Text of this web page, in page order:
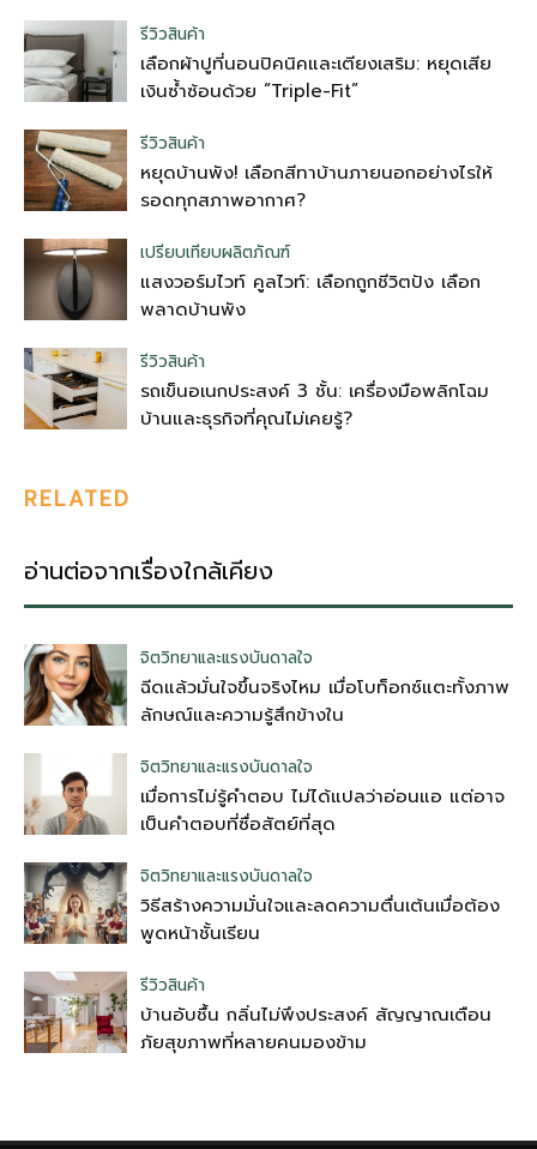
รีวิวสินค้า
เลือกผ้าปูที่นอนปิคนิคและเตียงเสริม: หยุดเสีย
เงินซ้ำซ้อนด้วย “Triple-Fit”
รีวิวสินค้า
หยุดบ้านพัง! เลือกสีทาบ้านภายนอกอย่างไรให้
รอดทุกสภาพอากาศ?
เปรียบเทียบผลิตภัณฑ์
แสงวอร์มไวท์ คูลไวท์: เลือกถูกชีวิตปัง เลือก
พลาดบ้านพัง
รีวิวสินค้า
รถเข็นอเนกประสงค์ 3 ชั้น: เครื่องมือพลิกโฉม
บ้านและธุรกิจที่คุณไม่เคยรู้?
RELATED
อ่านต่อจากเรื่องใกล้เคียง
จิตวิทยาและแรงบันดาลใจ
ฉีดแล้วมั่นใจขึ้นจริงไหม เมื่อโบท็อกซ์แตะทั้งภาพ
ลักษณ์และความรู้สึกข้างใน
จิตวิทยาและแรงบันดาลใจ
เมื่อการไม่รู้คำตอบ ไม่ได้แปลว่าอ่อนแอ แต่อาจ
เป็นคำตอบที่ซื่อสัตย์ที่สุด
จิตวิทยาและแรงบันดาลใจ
วิธีสร้างความมั่นใจและลดความตื่นเต้นเมื่อต้อง
พูดหน้าชั้นเรียน
รีวิวสินค้า
บ้านอับชื้น กลิ่นไม่พึงประสงค์ สัญญาณเตือน
ภัยสุขภาพที่หลายคนมองข้าม